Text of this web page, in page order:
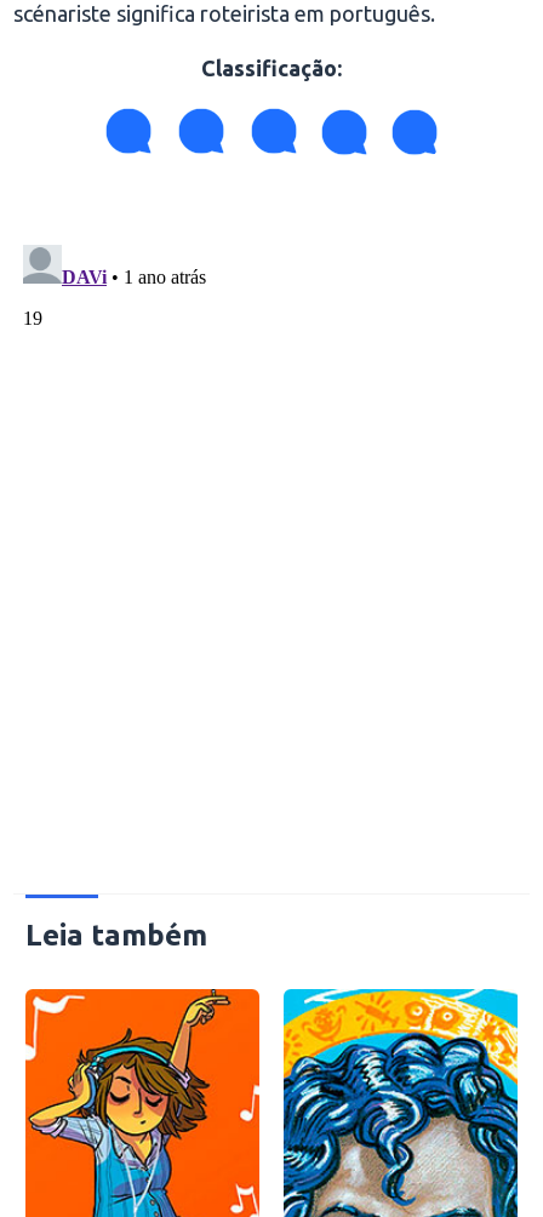
scénariste significa roteirista em português.
Classificação:
Leia também